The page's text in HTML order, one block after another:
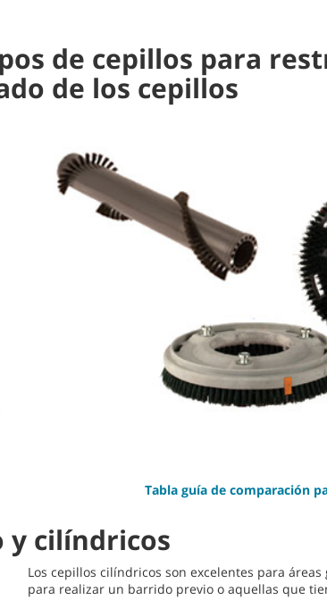
de cepillos para
de los cepillos
Tabla guía de comparación
y cilíndricos
Los cepillos cilíndricos son excelentes para
para realizar un barrido previo o aquellas que